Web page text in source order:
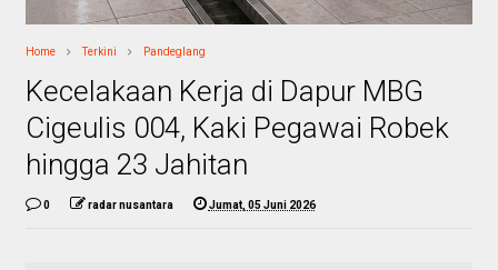
Home Terkini Pandeglang
Kecelakaan Kerja di Dapur MBG
Cigeulis 004, Kaki Pegawai Robek
hingga 23 Jahitan
0 radar nusantara Jumat, 05 Juni 2026